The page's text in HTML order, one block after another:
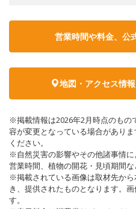
営業時間や料金、公
地図・アクセス情
※掲載情報は2026年2月時点のもの
容が変更となっている場合があり
ください。
※自然災害の影響やその他諸事情
営業時間、植物の開花・見頃期間な
※掲載されている画像は取材先か
き、提供されたものとなります。
す。